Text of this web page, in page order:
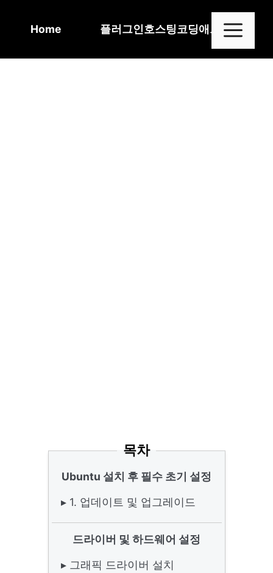
Home 플러그인호스팅코딩애드센스
목차
Ubuntu 설치 후 필수 초기 설정
▸ 1. 업데이트 및 업그레이드
드라이버 및 하드웨어 설정
▸ 그래픽 드라이버 설치